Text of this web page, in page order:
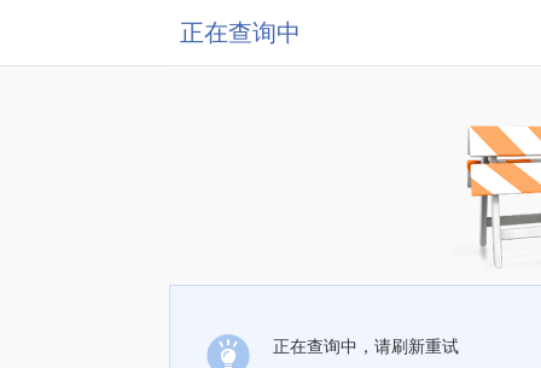
正在查询中
正在查询中，请刷新重试